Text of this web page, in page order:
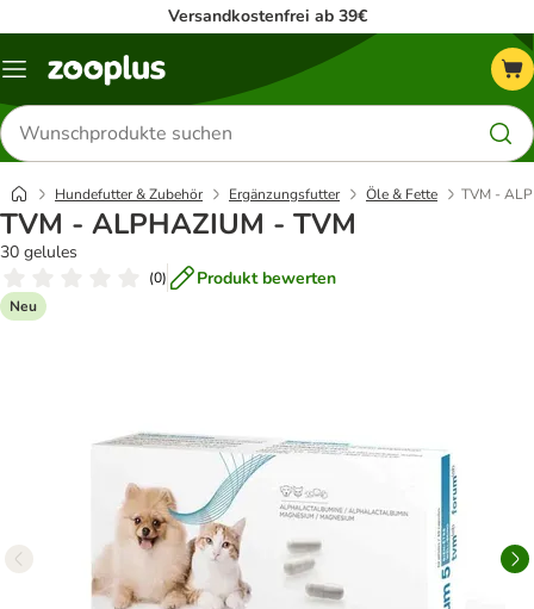
Versandkostenfrei ab 39€
Menü
Produkte
suchen
Hundefutter & Zubehör Ergänzungsfutter Öle & Fette TVM -
TVM - ALPHAZIUM - TVM
30 gelules
(0) Produkt bewerten
Neu